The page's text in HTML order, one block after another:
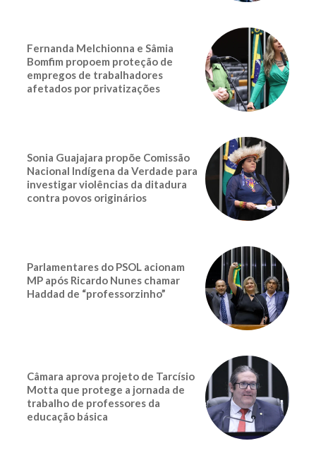
Fernanda Melchionna e Sâmia
Bomfim propoem proteção de
empregos de trabalhadores
afetados por privatizações
Sonia Guajajara propõe Comissão
Nacional Indígena da Verdade para
investigar violências da ditadura
contra povos originários
Parlamentares do PSOL acionam
MP após Ricardo Nunes chamar
Haddad de “professorzinho”
Câmara aprova projeto de Tarcísio
Motta que protege a jornada de
trabalho de professores da
educação básica